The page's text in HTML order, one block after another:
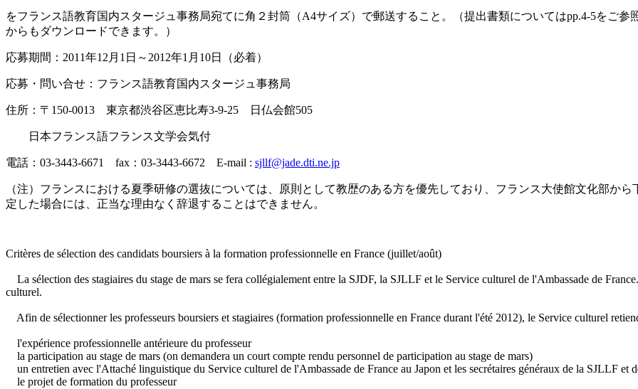
をフランス語教育国内スタージュ事務局宛てに角２封筒（A4サイズ）で郵送すること。（提出書類についてはpp.4-5をご
からもダウンロードできます。）
応募期間：2011年12月1日～2012年1月10日（必着）
応募・問い合せ：フランス語教育国内スタージュ事務局
住所：〒150-0013 東京都渋谷区恵比寿3-9-25 日仏会館505
日本フランス語フランス文学会気付
電話：03-3443-6671 fax：03-3443-6672 E-mail : sjllf@jade.dti.ne.jp
（注）フランスにおける夏季研修の選抜については、原則として教歴のある方を優先しており、フランス大使館文化部か
定した場合には、正当な理由なく辞退することはできません。
Critères de sélection des candidats boursiers à la formation professionnelle en France (juillet/août)
La sélection des stagiaires du stage de mars se fera collégialement entre la SJDF, la SJLLF et le Service culturel de l'Ambassade de
culturel.
Afin de sélectionner les professeurs boursiers et stagiaires (formation professionnelle en France durant l'été 2012), le Service culturel
l'expérience professionnelle antérieure du professeur
la participation au stage de mars (on demandera un court compte rendu personnel de participation au stage de mars)
un entretien avec l'Attaché linguistique du Service culturel de l'Ambassade de France au Japon et les secrétaires généraux de la SJLLF et
le projet de formation du professeur